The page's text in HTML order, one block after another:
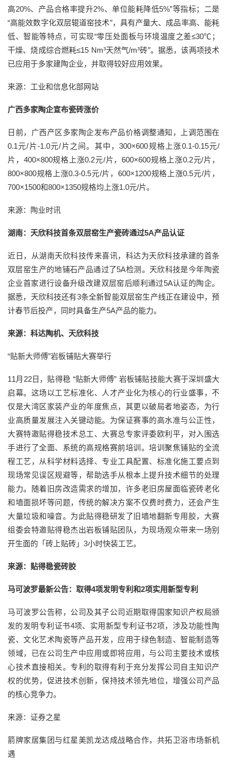
高20%、产品合格率提升2%、单位能耗降低5%”等指标；二是
“高能效数字化双层辊道窑技术”，具有产量大、成品率高、能耗
低、智能等特点，可实现“零压处面板与环境温度之差≤30℃；
干燥、烧成综合燃耗≤15 Nm³天然气/m³砖”。据悉，该两项技术
已应用于多家建陶企业，并取得较好应用效果。
来源：工业和信息化部网站
广西多家陶企宣布瓷砖涨价
日前，广西产区多家陶企发布产品价格调整通知，上调范围在
0.1元/片-1.0元/片之间。其中，300×600规格上涨0.1-0.15元/
片，400×800规格上涨0.2元/片，600×600规格上涨0.2元/片，
800×800规格上涨0.3-0.5元/片，600×1200规格上涨0.5元/片，
700×1500和800×1350规格均上涨1.0元/片。
来源：陶业时讯
湖南：天欣科技首条双层窑生产瓷砖通过5A产品认证
近日，从湖南天欣科技传来喜讯，科达为天欣科技承建的首条
双层窑生产的地铺石产品通过了5A检测。天欣科技是今年陶瓷
企业首家进行设备升级改建双层窑后顺利通过5A认证的陶企。
据悉，天欣科技还有3条全新智能双层窑生产线正在建设中，预
计春节后投产，同时具备生产5A产品的能力。
来源：科达陶机、天欣科技
“贴新大师傅”岩板铺贴大赛举行
11月22日，贴得稳 “贴新大师傅” 岩板铺贴技能大赛于深圳盛大
启幕。这场以工艺标准化、人才产业化为核心的行业盛事，不
仅是大湾区家装产业的年度焦点，其更以破局者地姿态，为行
业高质量发展注入关键动能。为保证赛事的高水准与公正性，
大赛特邀贴得稳技术总工、大赛总专家评委欧利平，对入围选
手进行了全面、系统的高规格赛前培训。培训聚焦铺贴的全流
程工艺，从科学材料选择、专业工具配置、标准化施工要点到
现场常见误区规避等，帮助选手从根本上提升技术细节的处理
能力。随着旧房改造需求的增加，许多老旧房屋面临瓷砖老化
和墙面损坏等问题，传统的解决方案不仅费时费力，还会产生
大量垃圾和噪音。为此贴得稳研发了旧墙地翻新专用胶，大赛
组委会特邀贴得稳杰出岩板铺贴团队，为现场观众带来一场别
开生面的「砖上贴砖」3小时快装工艺。
来源：贴得稳瓷砖胶
马可波罗最新公告：取得4项发明专利和2项实用新型专利
马可波罗公告称，公司及其子公司近期取得国家知识产权局颁
发的发明专利证书4项、实用新型专利证书2项，涉及功能性陶
瓷、文化艺术陶瓷等产品开发，应用于绿色制造、智能制造等
领域，已在公司生产中应用或即将应用，与公司主要技术或核
心技术直接相关。专利的取得有利于充分发挥公司自主知识产
权的优势，促进技术创新，保持技术领先地位，增强公司产品
的核心竞争力。
来源：证券之星
箭牌家居集团与红星美凯龙达成战略合作，共拓卫浴市场新机
遇